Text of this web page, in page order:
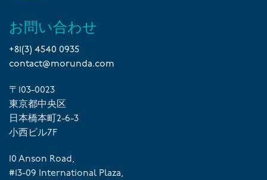
お問い合わせ
+81(3) 4540 0935
contact@morunda.com
〒103-0023
東京都中央区
日本橋本町2-6-3
小西ビル7F
10 Anson Road,
#13-09 International Plaza,